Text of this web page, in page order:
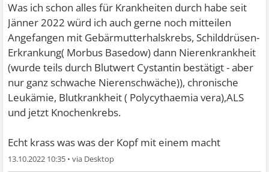
Was ich schon alles für Krankheiten durch habe seit
Jänner 2022 würd ich auch gerne noch mitteilen
Angefangen mit Gebärmutterhalskrebs, Schilddrüsen-
Erkrankung( Morbus Basedow) dann Nierenkrankheit
(wurde teils durch Blutwert Cystantin bestätigt - aber
nur ganz schwache Nierenschwäche)), chronische
Leukämie, Blutkrankheit ( Polycythaemia vera),ALS
und jetzt Knochenkrebs.
Echt krass was was der Kopf mit einem macht
13.10.2022 10:35 •